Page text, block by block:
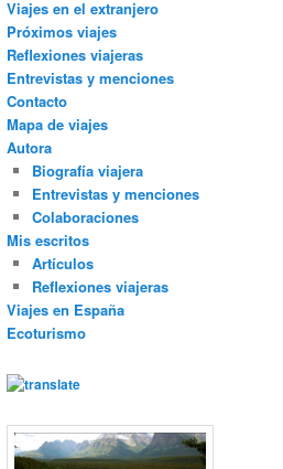
Viajes en el extranjero
Próximos viajes
Reflexiones viajeras
Entrevistas y menciones
Contacto
Mapa de viajes
Autora
Biografía viajera
Entrevistas y menciones
Colaboraciones
Mis escritos
Artículos
Reflexiones viajeras
Viajes en España
Ecoturismo